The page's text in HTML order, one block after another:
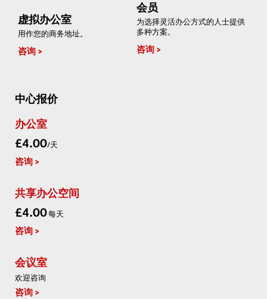
虚拟办公室
用作您的商务地址。
咨询
会员
为选择灵活办公方式的人士提供
多种方案。
咨询
中心报价
办公室
£4.00/天
咨询
共享办公空间
£4.00每天
咨询
会议室
欢迎咨询
咨询